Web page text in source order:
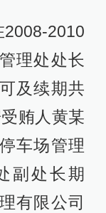
2008-2010
理处处长
及续期共
贿人黄某
车场管理
副处长期
有限公司